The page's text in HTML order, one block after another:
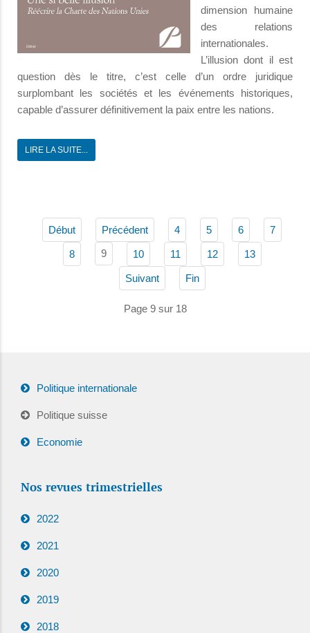
dimension humaine
des relations
internationales.
L’illusion dont il est
question dès le titre, c’est celle d’un ordre juridique
surplombant les sociétés et les événements historiques,
capable d’assurer définitivement la paix entre les nations.
LIRE LA SUITE...
Début Précédent 4 5 6 7
8 9 10 11 12 13
Suivant Fin
Page 9 sur 18
Politique internationale
Politique suisse
Economie
Nos revues trimestrielles
2022
2021
2020
2019
2018